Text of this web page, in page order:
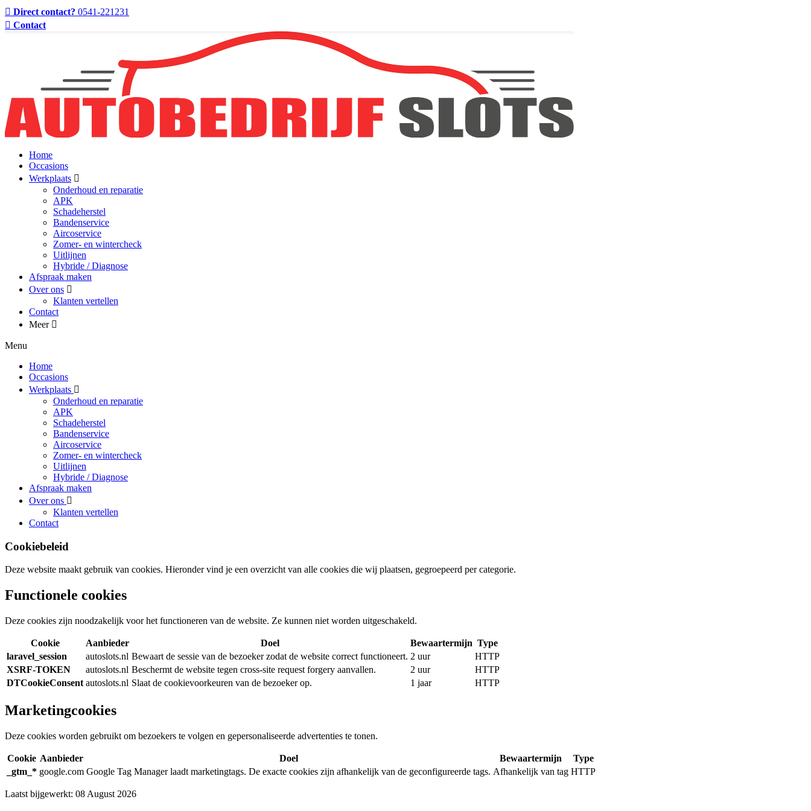
Direct contact? 0541-221231
Contact
Home
Occasions
Werkplaats
Onderhoud en reparatie
APK
Schadeherstel
Bandenservice
Aircoservice
Zomer- en wintercheck
Uitlijnen
Hybride / Diagnose
Afspraak maken
Over ons
Klanten vertellen
Contact
Meer
Menu
Home
Occasions
Werkplaats
Onderhoud en reparatie
APK
Schadeherstel
Bandenservice
Aircoservice
Zomer- en wintercheck
Uitlijnen
Hybride / Diagnose
Afspraak maken
Over ons
Klanten vertellen
Contact
Cookiebeleid
Deze website maakt gebruik van cookies. Hieronder vind je een overzicht van alle cookies die wij plaatsen, gegroepeerd per categorie.
Functionele cookies
Deze cookies zijn noodzakelijk voor het functioneren van de website. Ze kunnen niet worden uitgeschakeld.
Cookie Aanbieder Doel Bewaartermijn Type
laravel_session
autoslots.nl Bewaart de sessie van de bezoeker zodat de website correct functioneert. 2 uur
HTTP
XSRF-TOKEN
autoslots.nl Beschermt de website tegen cross-site request forgery aanvallen. 2 uur
HTTP
DTCookieConsent autoslots.nl Slaat de cookievoorkeuren van de bezoeker op. 1 jaar HTTP
Marketingcookies
Deze cookies worden gebruikt om bezoekers te volgen en gepersonaliseerde advertenties te tonen.
Cookie Aanbieder Doel Bewaartermijn
Type
_gtm_* google.com Google Tag Manager laadt marketingtags. De exacte cookies zijn afhankelijk van de geconfigureerde tags. Afhankelijk van tag HTTP
Laatst bijgewerkt: 08 August 2026